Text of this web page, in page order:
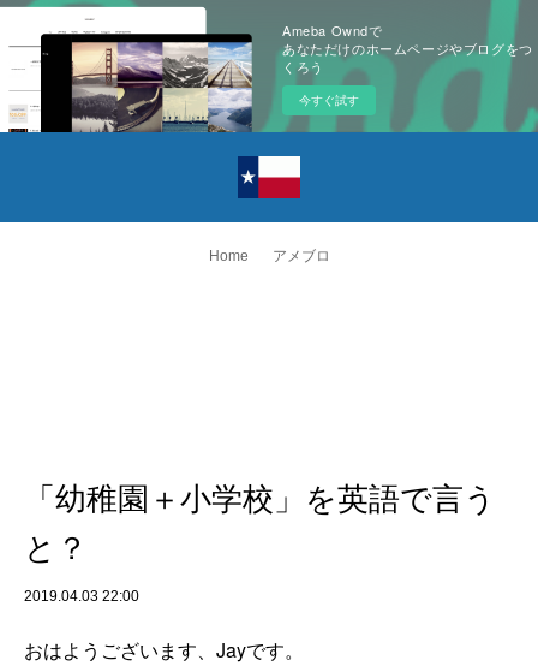
Ameba Owndで
あなただけのホームページやブログをつ
くろう
今すぐ試す
Home アメブロ
「幼稚園＋小学校」を英語で言う
と？
2019.04.03 22:00
おはようございます、Jayです。